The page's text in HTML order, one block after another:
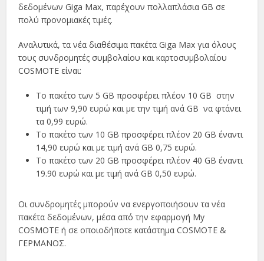
δεδομένων Giga Max, παρέχουν πολλαπλάσια GB σε
πολύ προνομιακές τιμές.
Αναλυτικά, τα νέα διαθέσιμα πακέτα Giga Max για όλους
τους συνδρομητές συμβολαίου και καρτοσυμβολαίου
COSMOTE είναι:
Το πακέτο των 5 GB προσφέρει πλέον 10 GB στην
τιμή των 9,90 ευρώ και με την τιμή ανά GB να φτάνει
τα 0,99 ευρώ.
Το πακέτο των 10 GB προσφέρει πλέον 20 GB έναντι
14,90 ευρώ και με τιμή ανά GB 0,75 ευρώ.
Το πακέτο των 20 GB προσφέρει πλέον 40 GB έναντι
19.90 ευρώ και με τιμή ανά GB 0,50 ευρώ.
Οι συνδρομητές μπορούν να ενεργοποιήσουν τα νέα
πακέτα δεδομένων, μέσα από την εφαρμογή My
COSMOTE ή σε οποιοδήποτε κατάστημα COSMOTE &
ΓΕΡΜΑΝΟΣ.